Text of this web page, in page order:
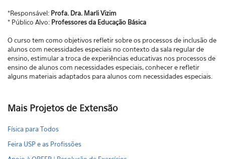
*Responsável: Profa. Dra. Marli Vizim
* Público Alvo: Professores da Educação Básica
O curso tem como objetivos refletir sobre os processos de inclusão de
alunos com necessidades especiais no contexto da sala regular de
ensino, estimular a troca de experiências educativas nos processos de
ensino de alunos com necessidades especiais, conhecer e refletir
alguns materiais adaptados para alunos com necessidades especiais.
Mais Projetos de Extensão
Física para Todos
Feira USP e as Profissões